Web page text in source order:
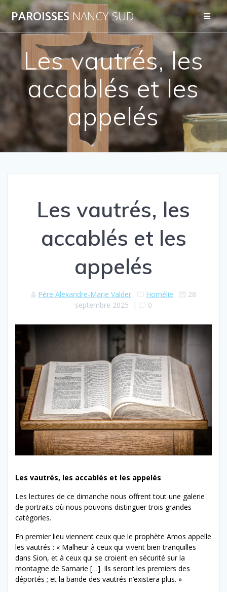
Skip
to
content
PAROISSES NANCY-SUD
Les vautrés, les
accablés et les
appelés
Les vautrés, les
accablés et les
appelés
Père Alexandre-Marie Valder Homélie
28
septembre 2025 | 0
Les vautrés, les accablés et les appelés
Les lectures de ce dimanche nous offrent tout une galerie
de portraits où nous pouvons distinguer trois grandes
catégories.
En premier lieu viennent ceux que le prophète Amos appelle
les vautrés : « Malheur à ceux qui vivent bien tranquilles
dans Sion, et à ceux qui se croient en sécurité sur la
montagne de Samarie […]. Ils seront les premiers des
déportés ; et la bande des vautrés n’existera plus. »